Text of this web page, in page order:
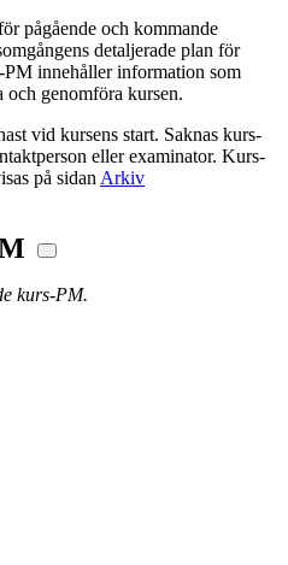
pågående och kommande
detaljerade plan för
innehåller information som
och genomföra kursen.
vid kursens start. Saknas kurs-
eller examinator. Kurs-
på sidan Arkiv
kurs-PM.